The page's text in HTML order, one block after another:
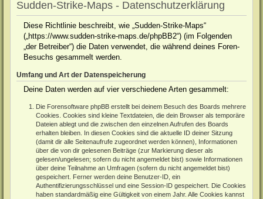
Sudden-Strike-Maps - Datenschutzerklärung
Diese Richtlinie beschreibt, wie „Sudden-Strike-Maps“
(„https://www.sudden-strike-maps.de/phpBB2“) (im Folgenden
„der Betreiber“) die Daten verwendet, die während deines Foren-
Besuchs gesammelt werden.
Umfang und Art der Datenspeicherung
Deine Daten werden auf vier verschiedene Arten gesammelt:
Die Forensoftware phpBB erstellt bei deinem Besuch des Boards mehrere
Cookies. Cookies sind kleine Textdateien, die dein Browser als temporäre
Dateien ablegt und die zwischen den einzelnen Aufrufen des Boards
erhalten bleiben. In diesen Cookies sind die aktuelle ID deiner Sitzung
(damit dir alle Seitenaufrufe zugeordnet werden können), Informationen
über die von dir gelesenen Beiträge (zur Markierung dieser als
gelesen/ungelesen; sofern du nicht angemeldet bist) sowie Informationen
über deine Teilnahme an Umfragen (sofern du nicht angemeldet bist)
gespeichert. Ferner werden deine Benutzer-ID, ein
Authentifizierungsschlüssel und eine Session-ID gespeichert. Die Cookies
haben standardmäßig eine Gültigkeit von einem Jahr. Alle Cookies kannst